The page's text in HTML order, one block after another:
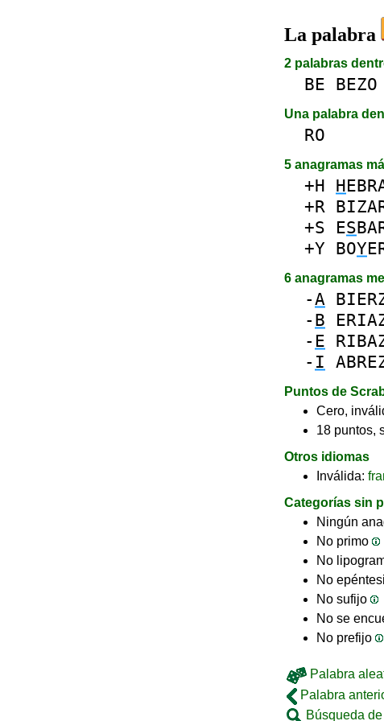
La palabra
2 palabras
BE BEZO
Una palabra
RO
5 anagramas
+H H
+R
+S ES
+Y BOY
6 anagramas
-A
- B
- E
- I
Puntos de
Cero,
18 puntos,
Otros idiomas
Inválida:
Categorías sin
Ningún
No primo
No
No
No sufijo
No se
No prefijo
Palabra
Palabra
Búsqueda